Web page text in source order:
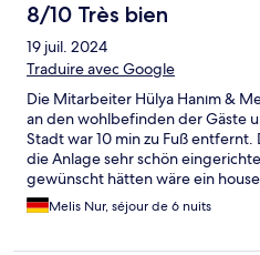
8/10 Très bien
19 juil. 2024
Traduire avec Google
Die Mitarbeiter Hülya Hanım &
an den wohlbefinden der Gäste
Stadt war 10 min zu Fuß entfernt.
die Anlage sehr schön
gewünscht hätten wäre ein
Melis Nur, séjour de 6 nuits